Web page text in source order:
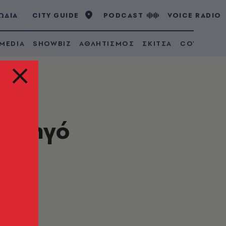
CITY GUIDE PODCAST VOICE RADIO
SHOWBIZ ΑΘΛΗΤΙΣΜΟΣ ΣΚΙΤΣΑ COVID 19